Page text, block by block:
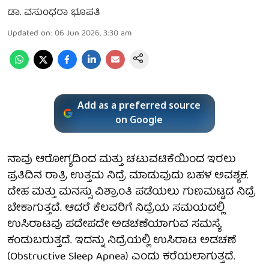
ಡಾ. ವಸುಂಧರಾ ಭೂಪತಿ
Updated on: 06 Jun 2026, 3:30 am
Add as a preferred source
on Google
ನಾವು ಆರೋಗ್ಯದಿಂದ ಮತ್ತು ಚಟುವಟಿಕೆಯಿಂದ ಇರಲು
ಪ್ರತಿದಿನ ರಾತ್ರಿ ಉತ್ತಮ ನಿದ್ರೆ ಮಾಡುವುದು ಬಹಳ ಅವಶ್ಯಕ.
ದೇಹ ಮತ್ತು ಮನಸ್ಸು ವಿಶ್ರಾಂತಿ ಪಡೆಯಲು ಗುಣಮಟ್ಟದ ನಿದ್ರೆ
ಬೇಕಾಗುತ್ತದೆ. ಆದರೆ ಕೆಲವರಿಗೆ ನಿದ್ರೆಯ ಸಮಯದಲ್ಲಿ
ಉಸಿರಾಟವು ಪದೇಪದೇ ಅಡಚಣೆಯಾಗುವ ಸಮಸ್ಯೆ
ಕಂಡುಬರುತ್ತದೆ. ಇದನ್ನು ನಿದ್ರೆಯಲ್ಲಿ ಉಸಿರಾಟ ಅಡಚಣೆ
(Obstructive Sleep Apnea) ಎಂದು ಕರೆಯಲಾಗುತ್ತದೆ.